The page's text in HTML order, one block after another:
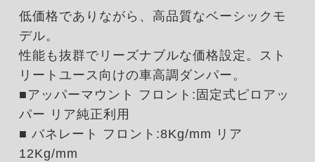
低価格でありながら、高品質なベーシックモ
デル。
性能も抜群でリーズナブルな価格設定。スト
リートユース向けの車高調ダンパー。
■アッパーマウント フロント:固定式ピロアッ
パー リア純正利用
■ バネレート フロント:8Kg/mm リア
12Kg/mm